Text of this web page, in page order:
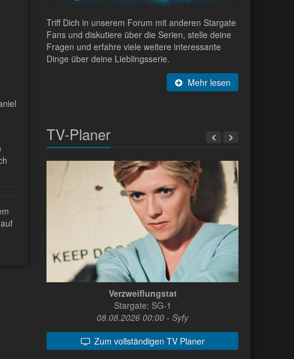
Triff Dich in unserem Forum mit anderen Stargate
Fans und diskutiere über die Serien, stelle deine
Fragen und erfahre viele weitere interessante
Dinge über deine Lieblingsserie.
Mehr lesen
TV-Planer
Verzweiflungstat
Stargate: SG-1
08.08.2026 00:00 - Syfy
Zum vollständigen TV Planer